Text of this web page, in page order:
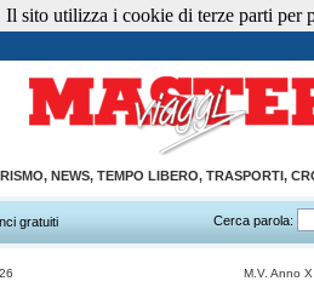
NEWS, TEMPO LIBERO, TRASPORTI,
gratuiti Cerca parola:
M.V. Anno
sito utilizza i cookie di terze parti per